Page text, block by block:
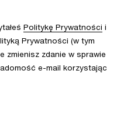
Politykę Prywatności i
Prywatności (w tym
zmienisz zdanie w sprawie
e-mail korzystając